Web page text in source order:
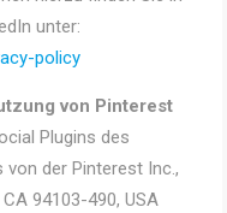
unter:
policy
von Pinterest
Plugins des
der Pinterest Inc.,
94103-490, USA